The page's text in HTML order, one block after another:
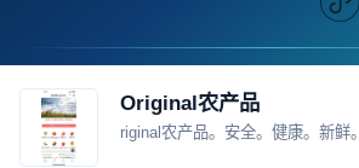
Original农产品
riginal农产品。安全。健康。新鲜。